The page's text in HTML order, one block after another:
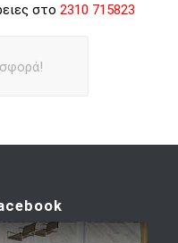
στο 2310 715823